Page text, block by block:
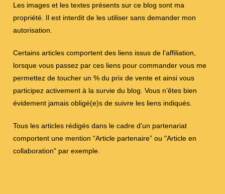
Les images et les textes présents sur ce blog sont ma
propriété. Il est interdit de les utiliser sans demander mon
autorisation.
Certains articles comportent des liens issus de l’affiliation,
lorsque vous passez par ces liens pour commander vous me
permettez de toucher un % du prix de vente et ainsi vous
participez activement à la survie du blog. Vous n’êtes bien
évidement jamais obligé(e)s de suivre les liens indiqués.
Tous les articles rédigés dans le cadre d’un partenariat
comportent une mention “Article partenaire” ou "Article en
collaboration" par exemple.